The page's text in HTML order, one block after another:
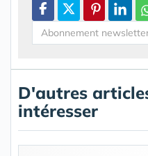
D'autres
intéresser